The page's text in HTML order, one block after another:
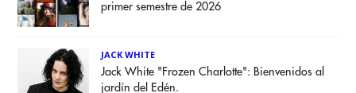
primer semestre de 2026
JACK WHITE
Jack White "Frozen Charlotte": Bienvenidos al
jardín del Edén.